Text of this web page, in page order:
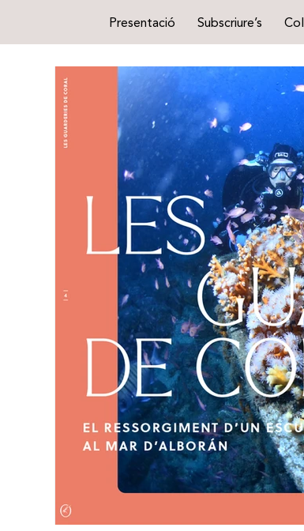
Presentació Subscriure’s